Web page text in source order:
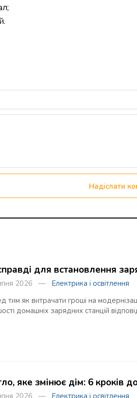
Надіслати
для встановлення
2026 — Електрика і освітлення
тим як витрачати гроші на
домашніх зарядних станцій
яке змінює дім: 6 кроків
2026 — Електрика і освітлення